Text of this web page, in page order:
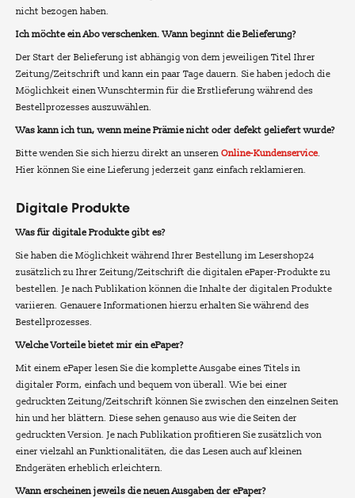
nicht bezogen haben.
Ich möchte ein Abo verschenken. Wann beginnt die Belieferung?
Der Start der Belieferung ist abhängig von dem jeweiligen Titel Ihrer
Zeitung/Zeitschrift und kann ein paar Tage dauern. Sie haben jedoch die
Möglichkeit einen Wunschtermin für die Erstlieferung während des
Bestellprozesses auszuwählen.
Was kann ich tun, wenn meine Prämie nicht oder defekt geliefert wurde?
Bitte wenden Sie sich hierzu direkt an unseren Online-Kundenservice.
Hier können Sie eine Lieferung jederzeit ganz einfach reklamieren.
Digitale Produkte
Was für digitale Produkte gibt es?
Sie haben die Möglichkeit während Ihrer Bestellung im Lesershop24
zusätzlich zu Ihrer Zeitung/Zeitschrift die digitalen ePaper-Produkte zu
bestellen. Je nach Publikation können die Inhalte der digitalen Produkte
variieren. Genauere Informationen hierzu erhalten Sie während des
Bestellprozesses.
Welche Vorteile bietet mir ein ePaper?
Mit einem ePaper lesen Sie die komplette Ausgabe eines Titels in
digitaler Form, einfach und bequem von überall. Wie bei einer
gedruckten Zeitung/Zeitschrift können Sie zwischen den einzelnen Seiten
hin und her blättern. Diese sehen genauso aus wie die Seiten der
gedruckten Version. Je nach Publikation profitieren Sie zusätzlich von
einer vielzahl an Funktionalitäten, die das Lesen auch auf kleinen
Endgeräten erheblich erleichtern.
Wann erscheinen jeweils die neuen Ausgaben der ePaper?